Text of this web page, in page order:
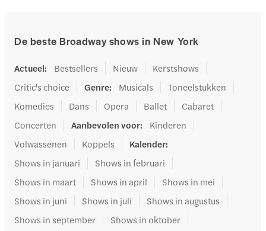
De beste Broadway shows in New York
Actueel: Bestsellers Nieuw
Kerstshows
Critic's choice
Genre: Musicals
Toneelstukken
Komedies
Dans Opera Ballet
Cabaret
Concerten
Aanbevolen voor:
Kinderen
Volwassenen
Koppels Kalender:
Shows in januari
Shows in februari
Shows in maart
Shows in april
Shows in mei
Shows in juni
Shows in juli
Shows in augustus
Shows in september
Shows in oktober